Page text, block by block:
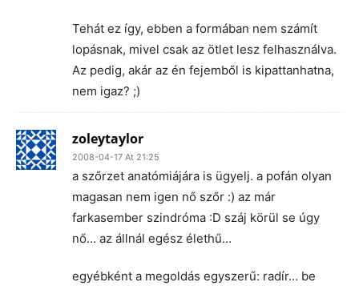
Tehát ez így, ebben a formában nem számít
lopásnak, mivel csak az ötlet lesz felhasználva.
Az pedig, akár az én fejemből is kipattanhatna,
nem igaz? ;)
zoleytaylor
2008-04-17 At 21:25
a szőrzet anatómiájára is ügyelj. a pofán olyan
magasan nem igen nő szőr :) az már
farkasember szindróma :D száj körül se úgy
nő… az állnál egész élethű…
egyébként a megoldás egyszerű: radír… be